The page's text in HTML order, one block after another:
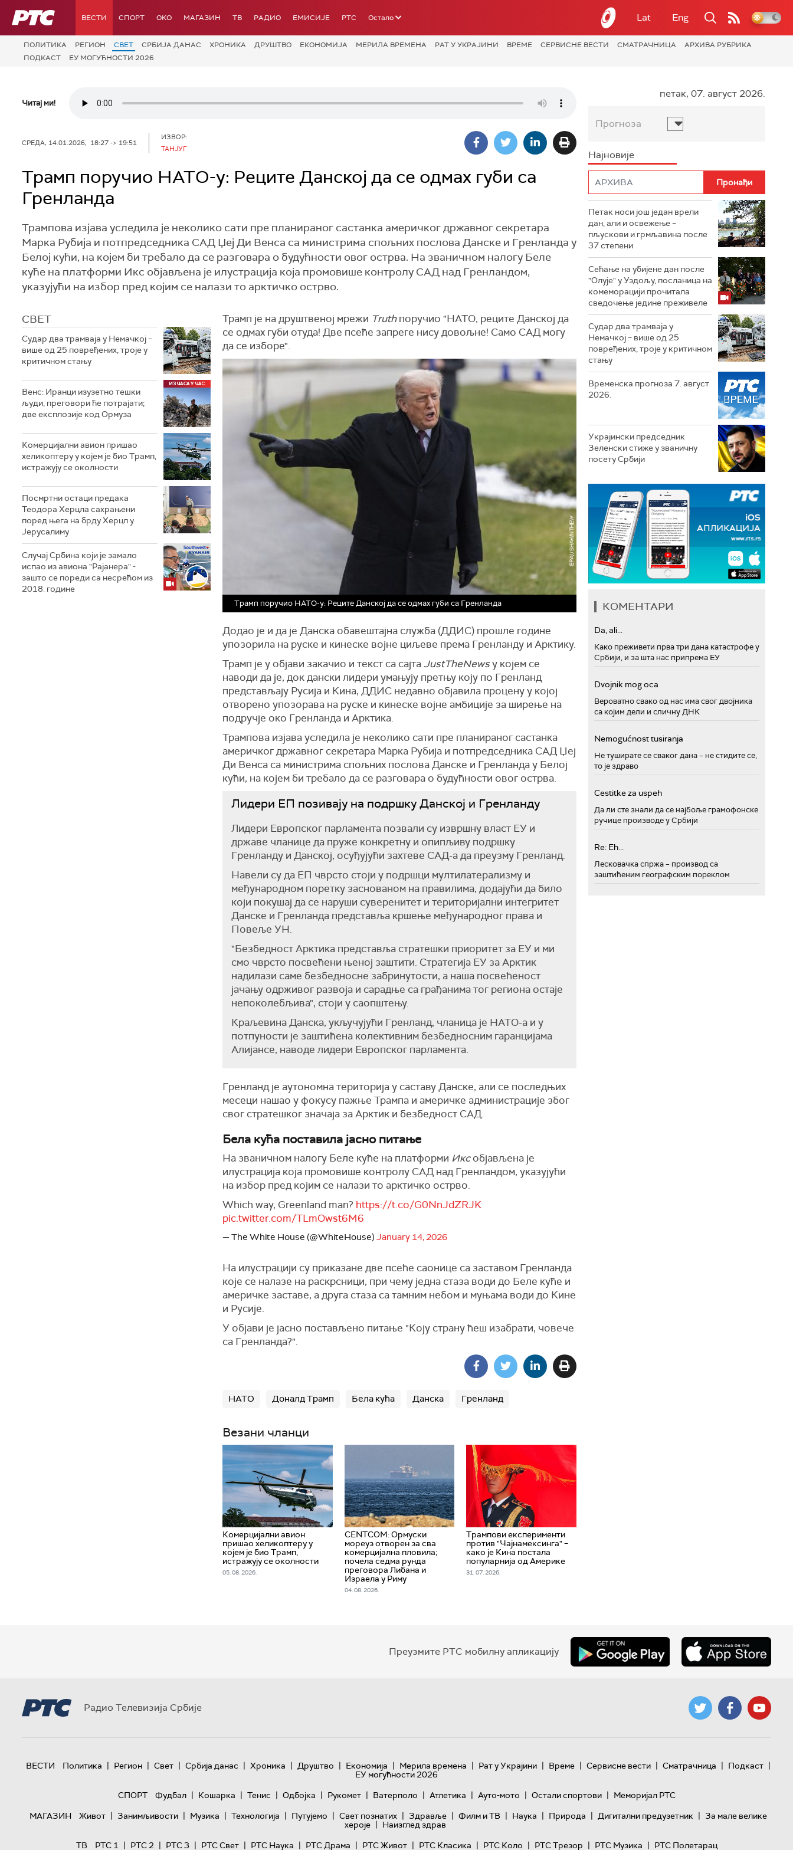
РТС ВЕСТИ СПОРТ OKO МАГАЗИН ТВ РАДИО ЕМИСИЈЕ РТС Остало Lat Eng
ПОЛИТИКА РЕГИОН СВЕТ СРБИЈА ДАНАС ХРОНИКА ДРУШТВО ЕКОНОМИЈА МЕРИЛА ВРЕМЕНА РАТ У УКРАЈИНИ ВРЕМЕ СЕРВИСНЕ ВЕСТИ СМАТРАЧНИЦА
АРХИВА РУБРИКА
ПОДКАСТ
ЕУ МОГУЋНОСТИ 2026
Читај ми!
СРЕДА, 14.01.2026, 18:27 -> 19:51
ИЗВОР:
ТАНЈУГ
Трамп поручио НАТО-у: Реците Данској да се одмах губи са
Гренланда
Трампова изјава уследила је неколико сати пре планираног састанка америчког државног секретара
Марка Рубија и потпредседника САД Џеј Ди Венса са министрима спољних послова Данске и Гренланда у
Белој кући, на којем би требало да се разговара о будућности овог острва. На званичном налогу Беле
куће на платформи Икс објављена је илустрација која промовише контролу САД над Гренландом,
указујући на избор пред којим се налази то арктичко острво.
СВЕТ
Судар два трамваја у Немачкој –
више од 25 повређених, троје у
критичном стању
Венс: Иранци изузетно тешки
људи, преговори ће потрајати;
две експлозије код Ормуза
Комерцијални авион пришао
хеликоптеру у којем је био Трамп,
истражују се околности
Посмртни остаци предака
Теодора Херцла сахрањени
поред њега на брду Херцл у
Јерусалиму
Случај Србина који је замало
испао из авиона "Рајанера" -
зашто се пореди са несрећом из
2018. године
Трамп је на друштвеној мрежи Truthпоручио "НАТО, реците Данској да
се одмах губи отуда! Две псеће запреге нису довољне! Само САД могу
да се изборе".
Трамп поручио НАТО-у: Реците Данској да се одмах губи са Гренланда
Додао је и да је Данска обавештајна служба (ДДИС) прошле године
упозорила на руске и кинеске војне циљеве према Гренланду и Арктику.
Трамп је у објави закачио и текст са сајта JustTheNewsу којем се
наводи да је, док дански лидери умањују претњу коју по Гренланд
представљају Русија и Кина, ДДИС недавно објавила процену у којој
отворено упозорава на руске и кинеске војне амбиције за ширење на
подручје око Гренланда и Арктика.
Трампова изјава уследила је неколико сати пре планираног састанка
америчког државног секретара Марка Рубија и потпредседника САД Џеј
Ди Венса са министрима спољних послова Данске и Гренланда у Белој
кући, на којем би требало да се разговара о будућности овог острва.
Лидери ЕП позивају на подршку Данској и Гренланду
Лидери Европског парламента позвали су извршну власт ЕУ и
државе чланице да пруже конкретну и опипљиву подршку
Гренланду и Данској, осуђујући захтеве САД-а да преузму Гренланд.
Навели су да ЕП чврсто стоји у подршци мултилатерализму и
међународном поретку заснованом на правилима, додајући да било
који покушај да се наруши суверенитет и територијални интегритет
Данске и Гренланда представља кршење међународног права и
Повеље УН.
"Безбедност Арктика представља стратешки приоритет за ЕУ и ми
смо чврсто посвећени њеној заштити. Стратегија ЕУ за Арктик
надилази саме безбедносне забринутости, а наша посвећеност
јачању одрживог развоја и сарадње са грађанима тог региона остаје
непоколебљива", стоји у саопштењу.
Краљевина Данска, укључујући Гренланд, чланица је НАТО-а и у
потпуности је заштићена колективним безбедносним гаранцијама
Алијансе, наводе лидери Европског парламента.
Гренланд је аутономна територија у саставу Данске, али се последњих
месеци нашао у фокусу пажње Трампа и америчке администрације због
свог стратешког значаја за Арктик и безбедност САД.
Бела кућа поставила јасно питање
На званичном налогу Беле куће на платформи Икс објављена је
илустрација која промовише контролу САД над Гренландом, указујући
на избор пред којим се налази то арктичко острво.
Which way, Greenland man? https://t.co/G0NnJdZRJK
pic.twitter.com/TLmOwst6M6
— The White House (@WhiteHouse) January 14, 2026
На илустрацији су приказане две псеће саонице са заставом Гренланда
које се налазе на раскрсници, при чему једна стаза води до Беле куће и
америчке заставе, а друга стаза са тамним небом и муњама води до Кине
и Русије.
У објави је јасно постављено питање "Коју страну ћеш изабрати, човече
са Гренланда?".
НАТО Доналд Трамп Бела кућа Данска Гренланд
Везани чланци
Комерцијални авион
пришао хеликоптеру у
којем је био Трамп,
истражују се околности
05. 08. 2026.
CENTCOM: Ормуски
мореуз отворен за сва
комерцијална пловила;
почела седма рунда
преговора Либана и
Израела у Риму
04. 08. 2026.
Трампови експерименти
против "Чајнамексинга" –
како је Кина постала
популарнија од Америке
31. 07. 2026.
петак, 07. август 2026.
Прогноза
Најновије
Петак носи још један врели
дан, али и освежење –
пљускови и грмљавина после
37 степени
Сећање на убијене дан после
"Олује" у Уздољу, посланица на
комеморацији прочитала
сведочење једине преживеле
Судар два трамваја у
Немачкој – више од 25
повређених, троје у критичном
стању
Временска прогноза 7. август
2026.
Украјински председник
Зеленски стиже у званичну
посету Србији
КОМЕНТАРИ
Da, ali...
Како преживети прва три дана катастрофе у
Србији, и за шта нас припрема ЕУ
Dvojnik mog oca
Вероватно свако од нас има свог двојника
са којим дели и сличну ДНК
Nemogućnost tusiranja
Не туширате се сваког дана – не стидите се,
то је здраво
Cestitke za uspeh
Да ли сте знали да се најбоље грамофонске
ручице производе у Србији
Re: Eh...
Лесковачка спржа – производ са
заштићеним географским пореклом
Преузмите РТС мобилну апликацију
Радио Телевизија Србије
ВЕСТИ Политика | Регион | Свет | Србија данас | Хроника | Друштво | Економија | Мерила времена | Рат у Украјини | Време | Сервисне вести | Сматрачница | Подкаст |
ЕУ могућности 2026
СПОРТ
Фудбал | Кошарка | Тенис | Одбојка | Рукомет | Ватерполо | Атлетика | Ауто-мото | Остали спортови | Меморијал РТС
МАГАЗИН
Живот | Занимљивости | Музика | Технологијa | Путујемо | Свет познатих | Здравље | Филм и ТВ | Наука | Природа | Дигитални предузетник | За мале велике
хероје | Наизглед здрав
ТВ
РТС 1 | РТС 2 | РТС 3 | РТС Свет | РТС Наука | РТС Драма | РТС Живот | РТС Класика | РТС Коло | РТС Трезор | РТС Музика | РТС Полетарац